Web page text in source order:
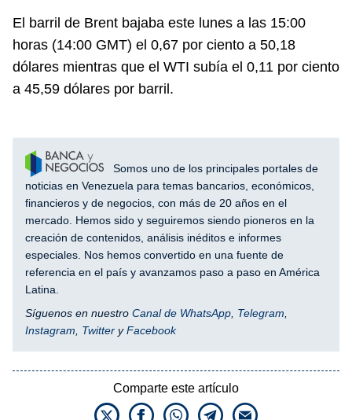
El barril de Brent bajaba este lunes a las 15:00
horas (14:00 GMT) el 0,67 por ciento a 50,18
dólares mientras que el WTI subía el 0,11 por ciento
a 45,59 dólares por barril.
Somos uno de los principales portales de
noticias en Venezuela para temas bancarios, económicos,
financieros y de negocios, con más de 20 años en el
mercado. Hemos sido y seguiremos siendo pioneros en la
creación de contenidos, análisis inéditos e informes
especiales. Nos hemos convertido en una fuente de
referencia en el país y avanzamos paso a paso en América
Latina.
Síguenos en nuestro Canal de WhatsApp Telegram
Instagram
Twitter yFacebook
Comparte este artículo